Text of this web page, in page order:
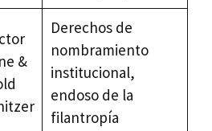
&
Derechos de
nombramiento
institucional,
endoso de la
filantropía